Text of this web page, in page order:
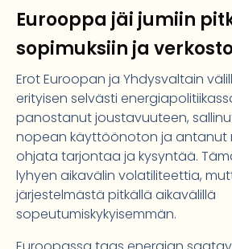
Eurooppa jäi jumiin
sopimuksiin ja
Erot Euroopan ja Yhdysvaltain
erityisen selvästi
panostanut joustavuuteen,
nopean käyttöönoton ja antanut
ohjata tarjontaa ja kysyntää.
lyhyen aikavälin volatiliteettia,
järjestelmästä pitkällä aikavälillä
sopeutumiskykyisemmän.